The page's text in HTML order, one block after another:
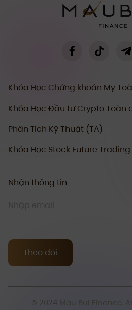
Khóa Học Chứng khoán Mỹ
Khóa Học Đầu tư Crypto Toàn
Phân Tích Kỹ Thuật (TA)
Khóa Học Stock Future Trading
Nhận thông tin
Theo dõi
© 2024 Mau Bui Finance.